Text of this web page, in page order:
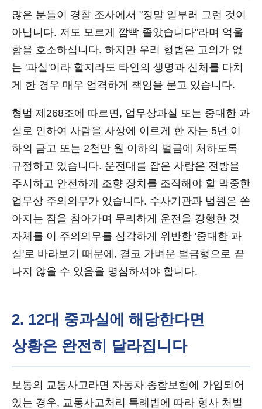
많은 분들이 경찰 조사에서 "정말 일부러 그런 것이
아닙니다. 저도 모르게 깜빡 졸았습니다"라며 억울
함을 호소하십니다. 하지만 우리 형법은 고의가 없
는 '과실'이라 할지라도 타인의 생명과 신체를 다치
게 한 경우 매우 엄격하게 책임을 묻고 있습니다.
형법 제268조에 따르면, 업무상과실 또는 중대한 과
실로 인하여 사람을 사상에 이르게 한 자는 5년 이
하의 금고 또는 2천만 원 이하의 벌금에 처하도록
규정하고 있습니다. 운전대를 잡은 사람은 전방을
주시하고 안전하게 조향 장치를 조작해야 할 막중한
업무상 주의의무가 있습니다. 수사기관과 법원은 쏟
아지는 잠을 참아가며 무리하게 운전을 강행한 것
자체를 이 주의의무를 심각하게 위반한 '중대한 과
실'로 바라보기 때문에, 결코 가벼운 벌금형으로 끝
나지 않을 수 있음을 명심하셔야 합니다.
2. 12대 중과실에 해당한다면
상황은 완전히 달라집니다
보통의 교통사고라면 자동차 종합보험에 가입되어
있는 경우, 교통사고처리 특례법에 따라 형사 처벌